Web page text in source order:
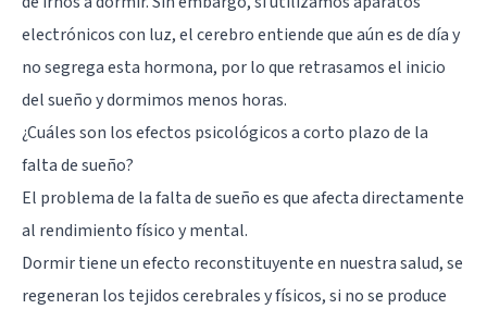
electrónicos con luz, el cerebro entiende que aún es de día y
no segrega esta hormona, por lo que retrasamos el inicio
del sueño y dormimos menos horas.
¿Cuáles son los efectos psicológicos a corto plazo de la
falta de sueño?
El problema de la falta de sueño es que afecta directamente
al rendimiento físico y mental.
Dormir tiene un efecto reconstituyente en nuestra salud, se
regeneran los tejidos cerebrales y físicos, si no se produce